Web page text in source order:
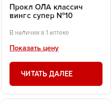
Прокл ОЛА классич
вингс супер №10
В наличии в 1 аптеке
Показать цену
ЧИТАТЬ ДАЛЕЕ